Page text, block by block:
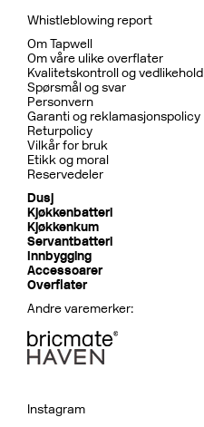
Whistleblowing report
Om Tapwell
Om våre ulike overflater
Kvalitetskontroll og vedlikehold
Spørsmål og svar
Personvern
Garanti og reklamasjonspolicy
Returpolicy
Vilkår for bruk
Etikk og moral
Reservedeler
Dusj
Kjøkkenbatteri
Kjøkkenkum
Servantbatteri
Innbygging
Accessoarer
Overflater
Andre varemerker:
Instagram